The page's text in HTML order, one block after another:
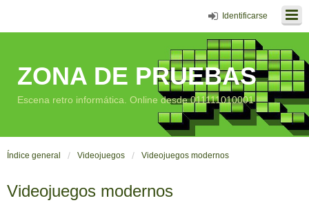
Identificarse
ZONA DE PRUEBAS
Escena retro informática. Online desde 011111010001
Índice general Videojuegos Videojuegos modernos
Videojuegos modernos